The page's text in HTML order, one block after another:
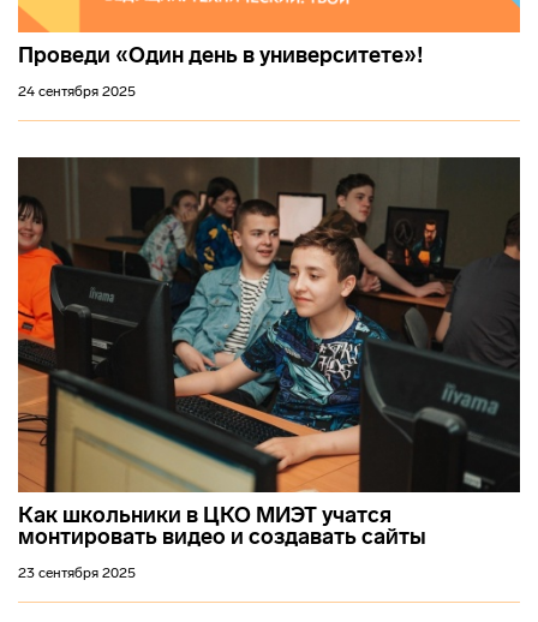
Проведи «Один день в университете»!
24 сентября 2025
Как школьники в ЦКО МИЭТ учатся
монтировать видео и создавать сайты
23 сентября 2025